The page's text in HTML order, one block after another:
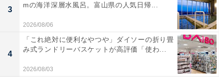
3
mの海洋深層水風呂。富山県の人気日帰...
2026/08/06
4
「これ絶対に便利なやつや」ダイソーの折り畳
み式ランドリーバスケットが高評価「使わ...
2026/08/03